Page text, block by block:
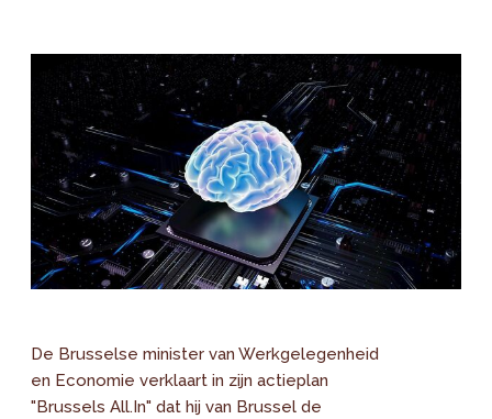
De Brusselse minister van Werkgelegenheid
en Economie verklaart in zijn actieplan
"Brussels All.In" dat hij van Brussel de